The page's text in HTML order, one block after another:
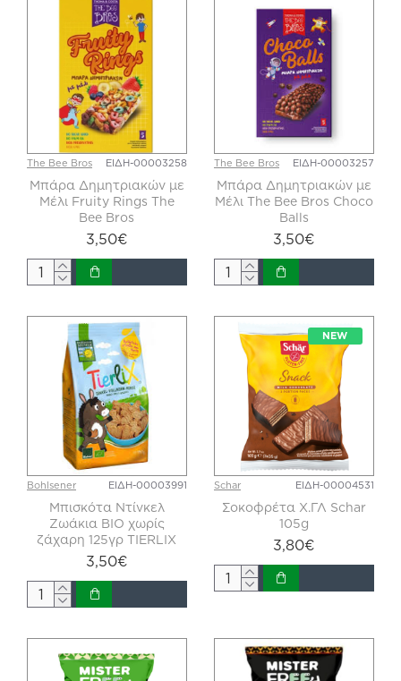
The Bee Bros ΕΙΔΗ-00003258
Μπάρα Δημητριακών με
Μέλι Fruity Rings The
Bee Bros
3,50€
The Bee Bros ΕΙΔΗ-00003257
Μπάρα Δημητριακών με
Μέλι The Bee Bros Choco
Balls
3,50€
Bohlsener ΕΙΔΗ-00003991
Μπισκότα Ντίνκελ
Ζωάκια ΒΙΟ χωρίς
ζάχαρη 125γρ TIERLIX
3,50€
NEW
Schar ΕΙΔΗ-00004531
Σοκοφρέτα Χ.ΓΛ Schar
105g
3,80€